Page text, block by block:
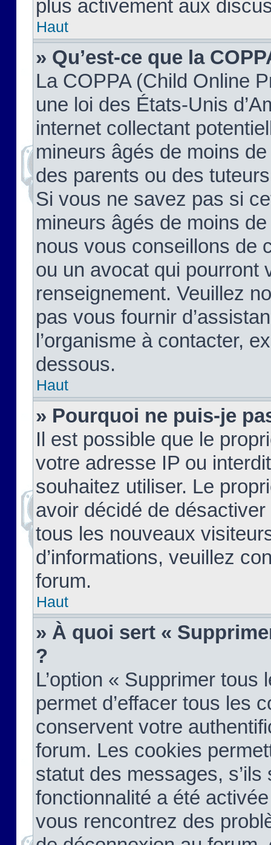
plus activement aux
Haut
» Qu’est-ce que la
La COPPA (Child Online
une loi des États-Unis
internet collectant
mineurs âgés de moins
des parents ou des
Si vous ne savez pas si
mineurs âgés de moins
nous vous conseillons de
ou un avocat qui pourront
renseignement. Veuillez
pas vous fournir
l’organisme à contacter,
dessous.
Haut
» Pourquoi ne puis-je
Il est possible que le
votre adresse IP ou
souhaitez utiliser. Le
avoir décidé de
tous les nouveaux
d’informations, veuillez
forum.
Haut
» À quoi sert «
?
L’option « Supprimer
permet d’effacer tous les
conservent votre
forum. Les cookies
statut des messages,
fonctionnalité a été
vous rencontrez des